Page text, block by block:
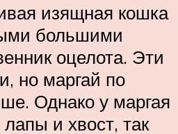
изящная кошка
большими
оцелота. Эти
но маргай по
Однако у маргая
и хвост, так